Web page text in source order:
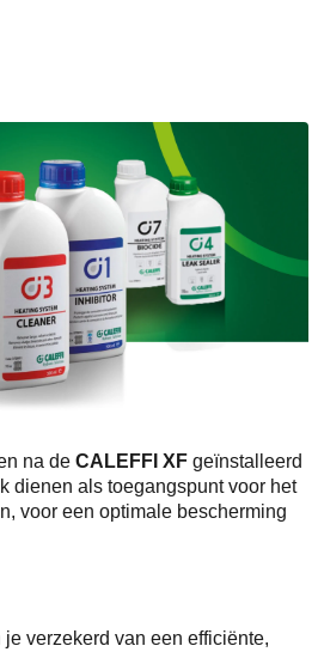
na de CALEFFI XF geïnstalleerd
dienen als toegangspunt voor het
voor een optimale bescherming
verzekerd van een efficiënte,